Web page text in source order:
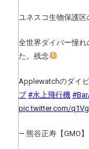
ユネスコ生物保護区
全世界ダイバー憧れ
た。残念
Applewatchのダイ
ブ #水上飛行機
pic.twitter.com/
— 熊谷正寿【GMO